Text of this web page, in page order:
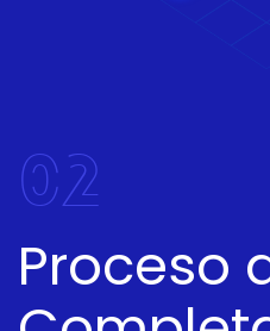
02
Proceso